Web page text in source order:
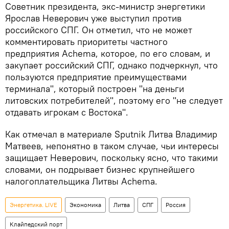
Советник президента, экс-министр энергетики
Ярослав Неверович уже выступил против
российского СПГ. Он отметил, что не может
комментировать приоритеты частного
предприятия Achema, которое, по его словам, и
закупает российский СПГ, однако подчеркнул, что
пользуются предприятие преимуществами
терминала", который построен "на деньги
литовских потребителей", поэтому его "не следует
отдавать игрокам с Востока".
Как отмечал в материале Sputnik Литва Владимир
Матвеев, непонятно в таком случае, чьи интересы
защищает Неверович, поскольку ясно, что такими
словами, он подрывает бизнес крупнейшего
налогоплательщика Литвы Achema.
Энергетика. LIVE Экономика Литва СПГ Россия
Клайпедский порт